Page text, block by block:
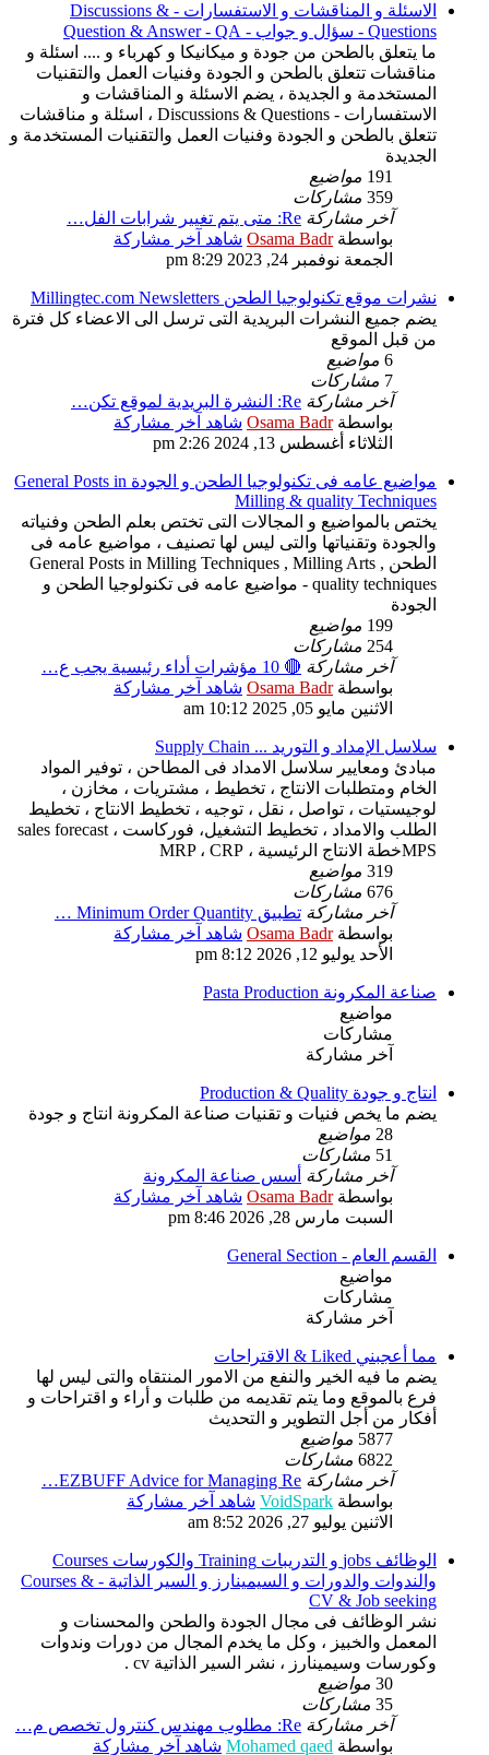
الاسئلة و المناقشات و الاستفسارات - Discussions &
Questions - سؤال و جواب - Question & Answer - QA
ما يتعلق بالطحن من جودة و ميكانيكا و كهرباء و .... اسئلة و
مناقشات تتعلق بالطحن و الجودة وفنيات العمل والتقنيات
المستخدمة و الجديدة ، يضم الاسئلة و المناقشات و
الاستفسارات - Discussions & Questions ، اسئلة و مناقشات
تتعلق بالطحن و الجودة وفنيات العمل والتقنيات المستخدمة و
الجديدة
191 مواضيع
359 مشاركات
آخر مشاركة Re: متى يتم تغيير شرابات الفل…
بواسطةOsama Badr شاهد آخر مشاركة
الجمعة نوفمبر 24, 2023 8:29 pm
نشرات موقع تكنولوجيا الطحن Millingtec.com Newsletters
يضم جميع النشرات البريدية التى ترسل الى الاعضاء كل فترة
من قبل الموقع
6 مواضيع
7 مشاركات
آخر مشاركة Re: النشرة البريدية لموقع تكن…
بواسطةOsama Badr شاهد آخر مشاركة
الثلاثاء أغسطس 13, 2024 2:26 pm
مواضيع عامه فى تكنولوجيا الطحن و الجودة General Posts in
Milling & quality Techniques
يختص بالمواضيع و المجالات التى تختص بعلم الطحن وفنياته
والجودة وتقنياتها والتى ليس لها تصنيف ، مواضيع عامه فى
الطحن General Posts in Milling Techniques , Milling Arts ,
quality techniques - مواضيع عامه فى تكنولوجيا الطحن و
الجودة
199 مواضيع
254 مشاركات
آخر مشاركة 🔴 10 مؤشرات أداء رئيسية يجب ع…
بواسطةOsama Badr شاهد آخر مشاركة
الاثنين مايو 05, 2025 10:12 am
سلاسل الإمداد و التوريد ... Supply Chain
مبادئ ومعايير سلاسل الامداد فى المطاحن ، توفير المواد
الخام ومتطلبات الانتاج ، تخطيط ، مشتريات ، مخازن ،
لوجيستيات ، تواصل ، نقل ، توجيه ، تخطيط الانتاج ، تخطيط
الطلب والامداد ، تخطيط التشغيل، فوركاست sales forecast ،
MPSخطة الانتاج الرئيسية ، MRP ، CRP
319 مواضيع
676 مشاركات
آخر مشاركة تطبيق Minimum Order Quantity …
بواسطةOsama Badr شاهد آخر مشاركة
الأحد يوليو 12, 2026 8:12 pm
صناعة المكرونة Pasta Production
مواضيع
مشاركات
آخر مشاركة
انتاج و جودة Production & Quality
يضم ما يخص فنيات و تقنيات صناعة المكرونة انتاج و جودة
28 مواضيع
51 مشاركات
آخر مشاركة أسس صناعة المكرونة
بواسطةOsama Badr شاهد آخر مشاركة
السبت مارس 28, 2026 8:46 pm
القسم العام - General Section
مواضيع
مشاركات
آخر مشاركة
مما أعجبني Liked & الاقتراحات
يضم ما فيه الخير والنفع من الامور المنتقاه والتى ليس لها
فرع بالموقع وما يتم تقديمه من طلبات و أراء و اقتراحات و
أفكار من أجل التطوير و التحديث
5877 مواضيع
6822 مشاركات
آخر مشاركة EZBUFF Advice for Managing Re…
بواسطة VoidSpark شاهد آخر مشاركة
الاثنين يوليو 27, 2026 8:52 am
الوظائف jobs و التدريبات Training والكورسات Courses
والندوات والدورات و السيمينارز و السير الذاتية - Courses &
CV & Job seeking
نشر الوظائف فى مجال الجودة والطحن والمحسنات و
المعمل والخبيز ، وكل ما يخدم المجال من دورات وندوات
وكورسات وسيمينارز ، نشر السير الذاتية cv .
30 مواضيع
35 مشاركات
آخر مشاركة Re: مطلوب مهندس كنترول تخصص م…
بواسطة Mohamed qaed شاهد آخر مشاركة